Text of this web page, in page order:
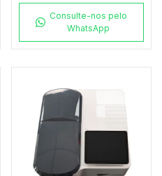
Consulte-nos pelo
WhatsApp